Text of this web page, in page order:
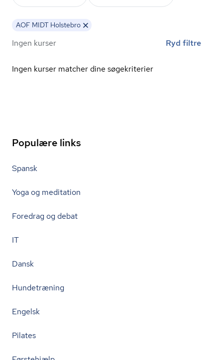
AOF MIDT Holstebro
Ingen kurser Ryd filtre
Ingen kurser matcher dine søgekriterier
Populære links
Spansk
Yoga og meditation
Foredrag og debat
IT
Dansk
Hundetræning
Engelsk
Pilates